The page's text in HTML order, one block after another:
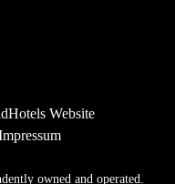
Website
owned and operated.